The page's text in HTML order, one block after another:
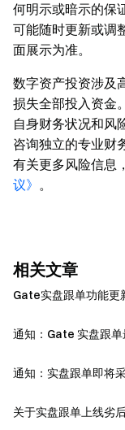
何明示或暗示的保
可能随时更新或调
面展示为准。
数字资产投资涉及
损失全部投入资金
自身财务状况和风
咨询独立的专业财
有关更多风险信息
议》 。
相关文章
Gate实盘跟单功能更
通知：Gate 实盘跟
通知：实盘跟单即将
关于实盘跟单上线劣